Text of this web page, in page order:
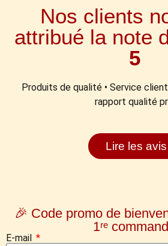
Nos clients
attribué la note
5
Produits de qualité • Service
rapport qualité
Lire les avis
🎉 Code promo de
1ʳᵉ
E-mail